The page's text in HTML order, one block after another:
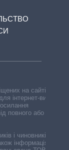
на сайті,
інтернет-видань
повного або
і чиновників,
інформація про